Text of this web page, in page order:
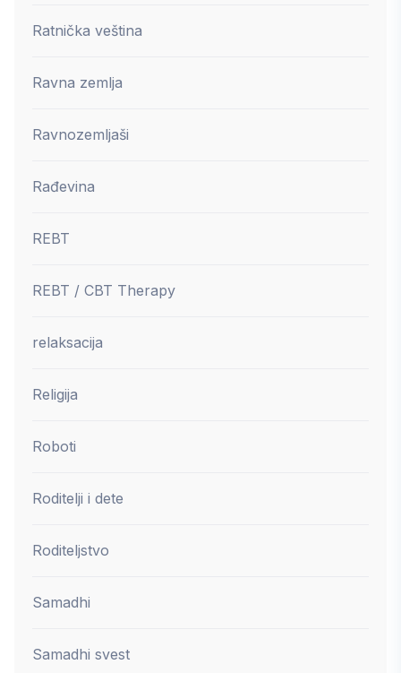
Ratnička veština
Ravna zemlja
Ravnozemljaši
Rađevina
REBT
REBT / CBT Therapy
relaksacija
Religija
Roboti
Roditelji i dete
Roditeljstvo
Samadhi
Samadhi svest